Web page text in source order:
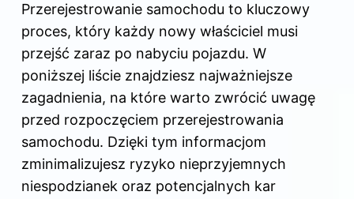
Przerejestrowanie samochodu to kluczowy
proces, który każdy nowy właściciel musi
przejść zaraz po nabyciu pojazdu. W
poniższej liście znajdziesz najważniejsze
zagadnienia, na które warto zwrócić uwagę
przed rozpoczęciem przerejestrowania
samochodu. Dzięki tym informacjom
zminimalizujesz ryzyko nieprzyjemnych
niespodzianek oraz potencjalnych kar